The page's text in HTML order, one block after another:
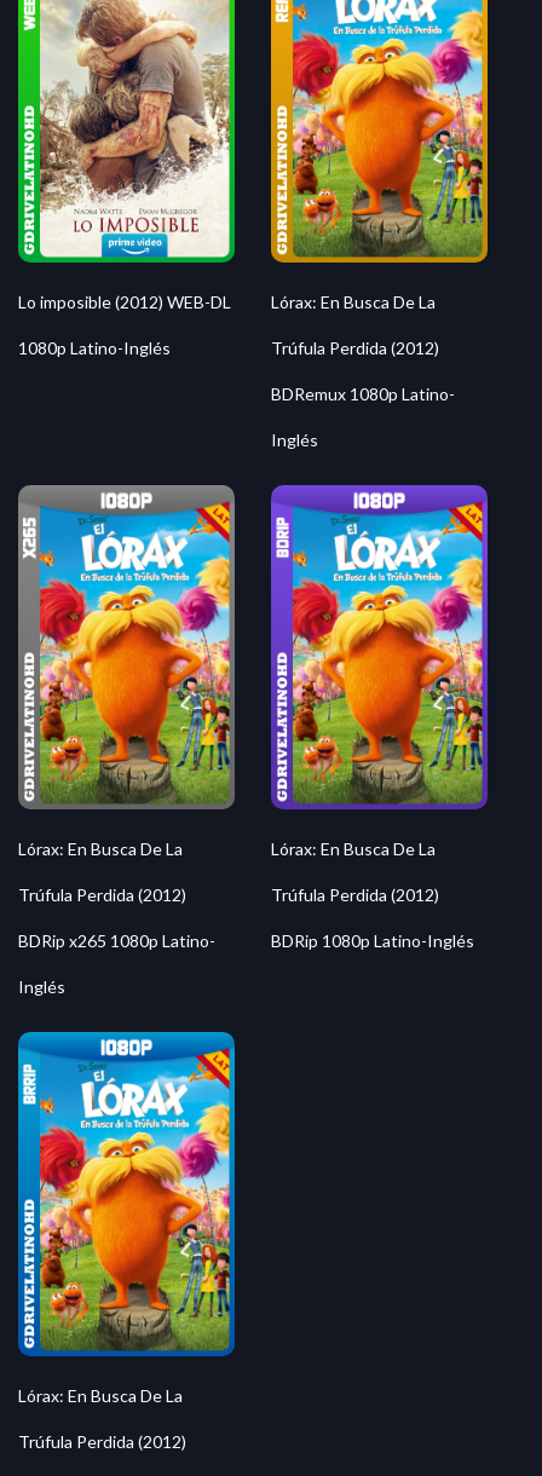
Lo imposible (2012) WEB-DL
1080p Latino-Inglés
Lórax: En Busca De La
Trúfula Perdida (2012)
BDRemux 1080p Latino-
Inglés
Lórax: En Busca De La
Trúfula Perdida (2012)
BDRip x265 1080p Latino-
Inglés
Lórax: En Busca De La
Trúfula Perdida (2012)
BDRip 1080p Latino-Inglés
Lórax: En Busca De La
Trúfula Perdida (2012)